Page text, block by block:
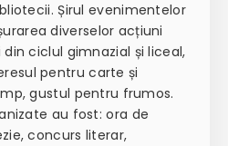
Șirul evenimentelor
diverselor acțiuni
ciclul gimnazial și liceal,
pentru carte și
gustul pentru frumos.
au fost: ora de
concurs literar,